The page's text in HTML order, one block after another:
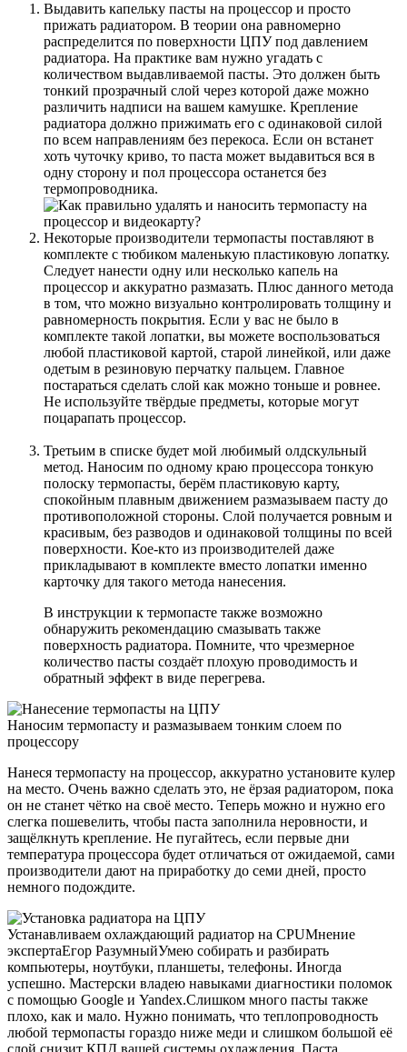
Выдавить капельку пасты на процессор и просто
прижать радиатором. В теории она равномерно
распределится по поверхности ЦПУ под давлением
радиатора. На практике вам нужно угадать с
количеством выдавливаемой пасты. Это должен быть
тонкий прозрачный слой через которой даже можно
различить надписи на вашем камушке. Крепление
радиатора должно прижимать его с одинаковой силой
по всем направлениям без перекоса. Если он встанет
хоть чуточку криво, то паста может выдавиться вся в
одну сторону и пол процессора останется без
термопроводника.
Некоторые производители термопасты поставляют в
комплекте с тюбиком маленькую пластиковую лопатку.
Следует нанести одну или несколько капель на
процессор и аккуратно размазать. Плюс данного метода
в том, что можно визуально контролировать толщину и
равномерность покрытия. Если у вас не было в
комплекте такой лопатки, вы можете воспользоваться
любой пластиковой картой, старой линейкой, или даже
одетым в резиновую перчатку пальцем. Главное
постараться сделать слой как можно тоньше и ровнее.
Не используйте твёрдые предметы, которые могут
поцарапать процессор.
Третьим в списке будет мой любимый олдскульный
метод. Наносим по одному краю процессора тонкую
полоску термопасты, берём пластиковую карту,
спокойным плавным движением размазываем пасту до
противоположной стороны. Слой получается ровным и
красивым, без разводов и одинаковой толщины по всей
поверхности. Кое-кто из производителей даже
прикладывают в комплекте вместо лопатки именно
карточку для такого метода нанесения.
В инструкции к термопасте также возможно
обнаружить рекомендацию смазывать также
поверхность радиатора. Помните, что чрезмерное
количество пасты создаёт плохую проводимость и
обратный эффект в виде перегрева.
Наносим термопасту и размазываем тонким слоем по
процессору
Нанеся термопасту на процессор, аккуратно установите кулер
на место. Очень важно сделать это, не ёрзая радиатором, пока
он не станет чётко на своё место. Теперь можно и нужно его
слегка пошевелить, чтобы паста заполнила неровности, и
защёлкнуть крепление. Не пугайтесь, если первые дни
температура процессора будет отличаться от ожидаемой, сами
производители дают на приработку до семи дней, просто
немного подождите.
Устанавливаем охлаждающий радиатор на CPUМнение
экспертаЕгор РазумныйУмею собирать и разбирать
компьютеры, ноутбуки, планшеты, телефоны. Иногда
успешно. Мастерски владею навыками диагностики поломок
с помощью Google и Yandex.Слишком много пасты также
плохо, как и мало. Нужно понимать, что теплопроводность
любой термопасты гораздо ниже меди и слишком большой её